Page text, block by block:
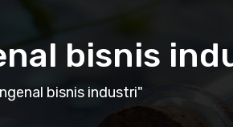
bisnis
bisnis industri"